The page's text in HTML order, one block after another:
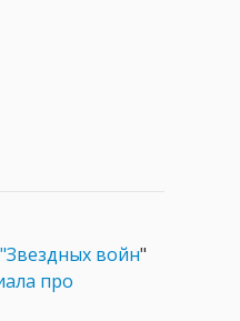
войн"
про